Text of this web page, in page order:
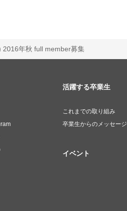
2016年秋 full member募集
活躍する卒業生
これまでの取り組み
卒業生からのメッセージ
イベント